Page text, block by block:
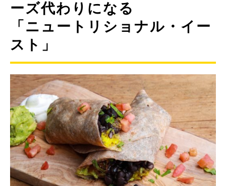
ーズ代わりになる
「ニュートリショナル・イー
スト」